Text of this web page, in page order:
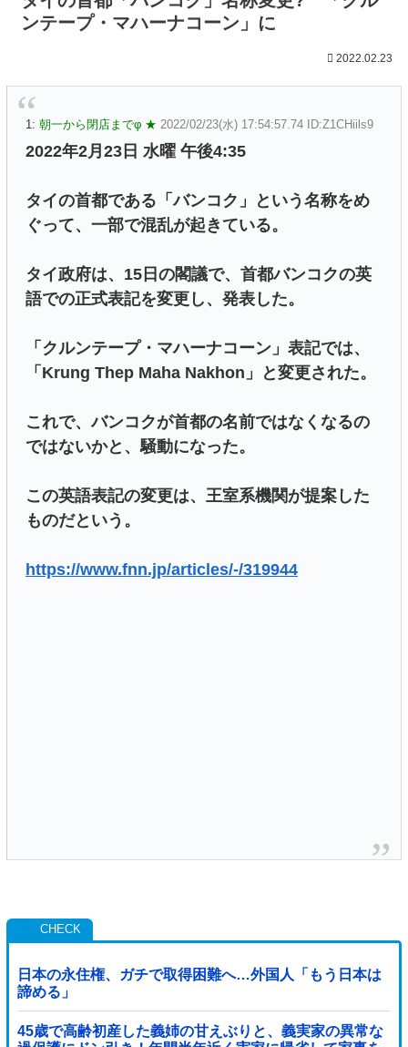
ンテープ・マハーナコーン」に
2022.02.23
1: 朝一から閉店までφ ★ 2022/02/23(水) 17:54:57.74 ID:Z1CHiils9
2022年2月23日 水曜 午後4:35
タイの首都である「バンコク」という名称をめ
ぐって、一部で混乱が起きている。
タイ政府は、15日の閣議で、首都バンコクの英
語での正式表記を変更し、発表した。
「クルンテープ・マハーナコーン」表記では、
「Krung Thep Maha Nakhon」と変更された。
これで、バンコクが首都の名前ではなくなるの
ではないかと、騒動になった。
この英語表記の変更は、王室系機関が提案した
ものだという。
https://www.fnn.jp/articles/-/319944
日本の永住権、ガチで取得困難へ…外国人「もう日本は
諦める」
45歳で高齢初産した義姉の甘えぶりと、義実家の異常な